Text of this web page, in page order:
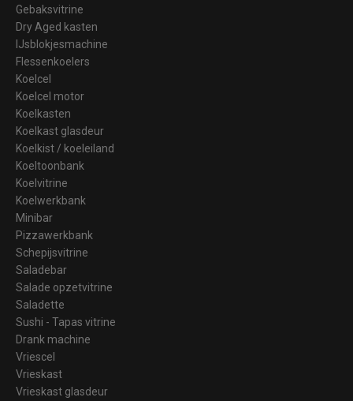
Gebaksvitrine
Dry Aged kasten
IJsblokjesmachine
Flessenkoelers
Koelcel
Koelcel motor
Koelkasten
Koelkast glasdeur
Koelkist / koeleiland
Koeltoonbank
Koelvitrine
Koelwerkbank
Minibar
Pizzawerkbank
Schepijsvitrine
Saladebar
Salade opzetvitrine
Saladette
Sushi - Tapas vitrine
Drank machine
Vriescel
Vrieskast
Vrieskast glasdeur